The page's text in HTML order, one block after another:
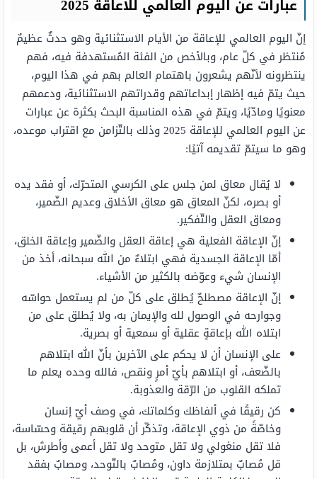
عبارات عن اليوم العالمي للاعاقة 2025
إنّ اليوم العالمي للإعاقة من الأيام الاستثنائية وهو حدثٌ عظيمٌ
مُنتظر في كلّ عام، وبالأخص من الفئة المُستهدفة فيه، فهم
ينتظرونه لأنّهم يشعرون باهتمام العالم بهم في هذا اليوم،
حيث يتمّ فيه إظهار إبداعاتهم وقدراتهم الاستثنائية، ودعمهم
معنويًا ومادّيًا، ويتمّ في هذه المناسبة البحث بكثرة عن عبارات
عن اليوم العالمي للإعاقة 2025 وذلك بالتّزامن مع اقتراب موعده،
وهو ما سيتمّ تقديمه آتيًا:
لا يُقال معاق لمن جلس على الكرسي المتحرّك، أو فقد يده
أو بصره، لكنّ المعاق هو معاق الأخلاق وعديم الضّمير،
ومعاق العقل والتّفكير.
إنّ الإعاقة الفعلية هي إعاقة العقل والضّمير وإعاقة الخلق،
أمّا الإعاقة الجسدية فهي ابتلاءٌ من الله سبحانه، أخذ من
الإنسان شيء وعوّضه بالكثير من الأشياء.
إنّ الإعاقة مصطلحٌ يُطلق على كلّ من لم يستعمل حواسّه
وجوارحه في الوصول لله والإيمان به، ولا يُطلق على من
ابتلاه الله بإعاقةٍ عقلية أو سمعية أو بصرية.
على الإنسان أن لا يحكم على الآخرين بأنّ الله ابتلاهم
بالضّعف، أو ابتلاهم بأيّ أمرٍ ونقص، فالله وحده يعلم ما
تملكه القلوب من الرّقة والعذوبة.
كن رقيقًا في ألفاظك وكلماتك، في وصف أيّ إنسان
وخاصّةً من ذوي الإعاقة، وتذكّر أن قلوبهم رقيقة وحسّاسة،
فلا تقل منغولي ولا تقل متوحد ولا تقل أعمى وأطرش، بل
قل مُصابٌ بمتلازمة داون، ومُصابٌ بالتّوحد، ومصابٌ بفقد